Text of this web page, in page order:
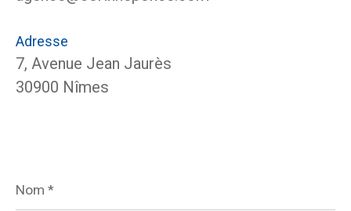
Adresse
7, Avenue Jean Jaurès
30900 Nîmes
*